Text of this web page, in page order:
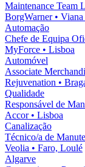
Maintenance Team
BorgWarner • Viana
Automação
Chefe de Equipa
MyForce • Lisboa
Automóvel
Associate
Rejuvenation •
Qualidade
Responsável de
Accor • Lisboa
Canalização
Técnico/a de
Veolia • Faro, Loulé
Algarve